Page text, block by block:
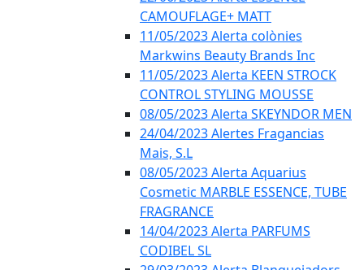
CAMOUFLAGE+ MATT
11/05/2023 Alerta colònies
Markwins Beauty Brands Inc
11/05/2023 Alerta KEEN STROCK
CONTROL STYLING MOUSSE
08/05/2023 Alerta SKEYNDOR MEN
24/04/2023 Alertes Fragancias
Mais, S.L
08/05/2023 Alerta Aquarius
Cosmetic MARBLE ESSENCE, TUBE
FRAGRANCE
14/04/2023 Alerta PARFUMS
CODIBEL SL